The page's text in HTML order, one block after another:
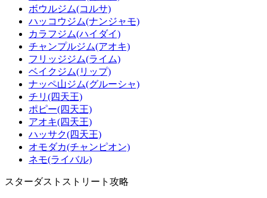
ボウルジム(コルサ)
ハッコウジム(ナンジャモ)
カラフジム(ハイダイ)
チャンプルジム(アオキ)
フリッジジム(ライム)
ベイクジム(リップ)
ナッペ山ジム(グルーシャ)
チリ(四天王)
ポピー(四天王)
アオキ(四天王)
ハッサク(四天王)
オモダカ(チャンピオン)
ネモ(ライバル)
スターダストストリート攻略